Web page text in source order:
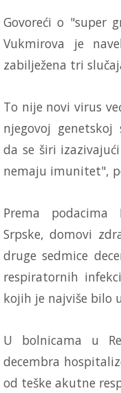
Govoreći o "super
Vukmirova je
zabilježena tri
To nije novi virus
njegovoj
da se širi
nemaju imunitet",
Prema
Srpske, domovi
druge sedmice
respiratornih
kojih je najviše bilo
U bolnicama u
decembra
od teške akutne